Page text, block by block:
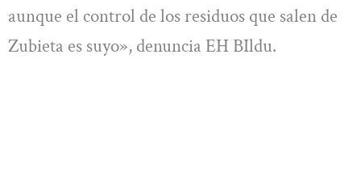
aunque el control de los residuos que salen de
Zubieta es suyo», denuncia EH BIldu.